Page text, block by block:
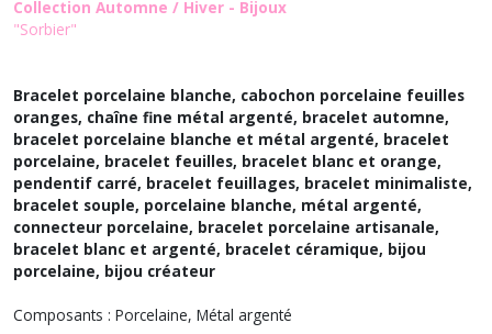
Collection Automne / Hiver - Bijoux
"Sorbier"
Bracelet porcelaine blanche, cabochon porcelaine feuilles
oranges, chaîne fine métal argenté, bracelet automne,
bracelet porcelaine blanche et métal argenté, bracelet
porcelaine, bracelet feuilles, bracelet blanc et orange,
pendentif carré, bracelet feuillages, bracelet minimaliste,
bracelet souple, porcelaine blanche, métal argenté,
connecteur porcelaine, bracelet porcelaine artisanale,
bracelet blanc et argenté, bracelet céramique, bijou
porcelaine, bijou créateur
Composants : Porcelaine, Métal argenté